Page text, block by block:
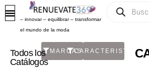
– innovar – equilibrar – transformar
el mundo de la moda
Todos los
Catálogos
MARCASCARACTERISTICA